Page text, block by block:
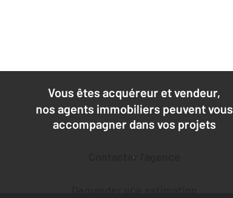
Vous êtes acquéreur et vendeur,
nos agents immobiliers peuvent vous
accompagner dans vos projets
Contacter l'agence
Demander une estimation